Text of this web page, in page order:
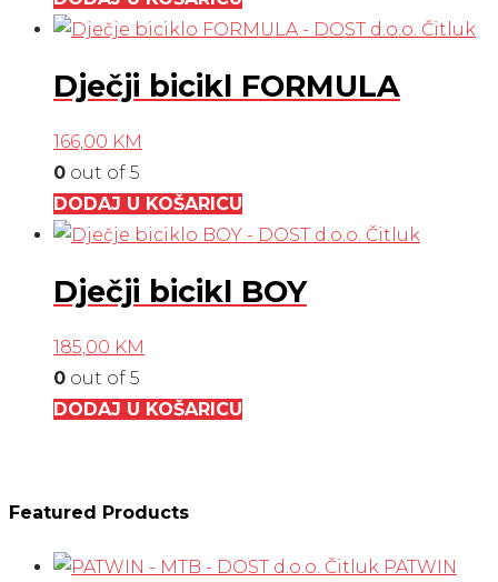
Dječji bicikl FORMULA
166,00 KM
0 out of 5
DODAJ U KOŠARICU
Dječji bicikl BOY
185,00 KM
0 out of 5
DODAJ U KOŠARICU
Featured Products
PATWIN